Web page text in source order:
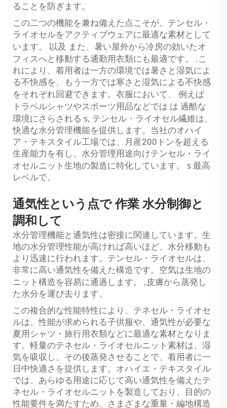
ることを防ぎます。
この二つの機能を兼ね備えた点こそが、テンセル・
ライオセルをアクティブウェアに最適な素材として
います。 以及 また、暑い屋外から冷房の効いたオ
フィスへと移動する通勤用衣類にも最適です。 .こ
れにより、着用者は一方の環境では暑さと湿気によ
る不快感を、もう一方では寒さと湿気による不快感
をそれぞれ回避できます。衣服において、 例えば
トラベルシャツやスポーツ用品などでは は 過酷な
環境にさらされる s, テンセル・ライオセル繊維は、
快適な水分管理機能を提供します。当社のオハイ
ア・テキスタイル工場では、月産200トンを超える
生産能力を有し、水分管理用途向けテンセル・ライ
オセルニット生地の製造に特化しています。 s 最高
レベルで。
通気性という点で作業 水分制御と
調和して
水分管理機能と通気性は密接に関連しています。生
地の水分管理性能が高ければ高いほど、水分移動も
より迅速に行われます。テンセル・ライオセルは、
非常に高い通気性を備えた構造です。空気は生地の
ニット構造を容易に通過します。 , 皮膚から蒸発し
た水分を運び去ります。
この複合的な性能特性により、テネセル・ライオセ
ルは、性能が求められる子供服や、通気性が必要な
夏用シャツ・旅行用衣類などに最適な素材となりま
す。軽量のテネセル・ライオセルニット素材は、湿
気を吸収し、その後蒸発させることで、着用者に一
日中快適さを提供します。オハイエ・テキスタイル
では、あらゆる用途に応じて高い通気性を備えたテ
ネセル・ライオセルニットを製造しており、目的の
性能要件を満たすため、さまざまな重量・編地構造